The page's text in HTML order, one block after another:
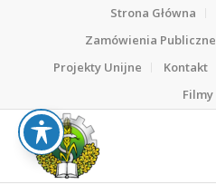
Strona Główna
Zamówienia Publiczne
Projekty Unijne
Kontakt
Filmy